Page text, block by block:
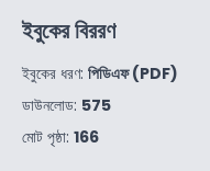
ইবুকের বিররণ
ইবুকের ধরণ: পিডিএফ (PDF)
ডাউনলোড: 575
মোট পৃষ্ঠা: 166